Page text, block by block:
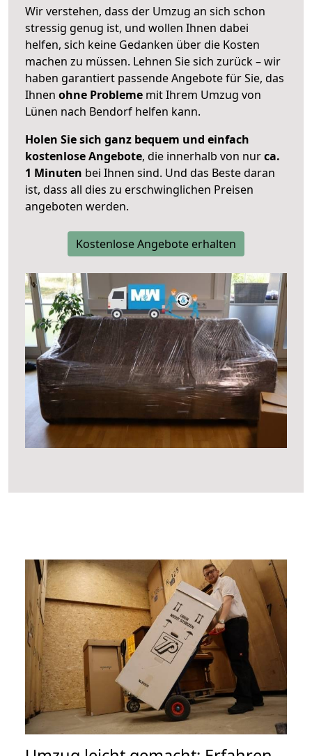
Wir verstehen, dass der Umzug an sich schon
stressig genug ist, und wollen Ihnen dabei
helfen, sich keine Gedanken über die Kosten
machen zu müssen. Lehnen Sie sich zurück – wir
haben garantiert passende Angebote für Sie, das
Ihnen ohne Probleme mit Ihrem Umzug von
Lünen nach Bendorf helfen kann.
Holen Sie sich ganz bequem und einfach
kostenlose Angebote, die innerhalb von nurca.
1 Minuten bei Ihnen sind. Und das Beste daran
ist, dass all dies zu erschwinglichen Preisen
angeboten werden.
Kostenlose Angebote erhalten